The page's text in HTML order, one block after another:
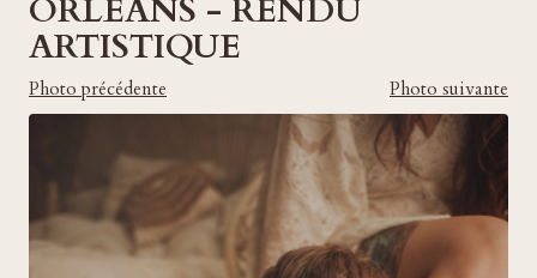
ORLÉANS - RENDU
ARTISTIQUE
Photo précédente Photo suivante